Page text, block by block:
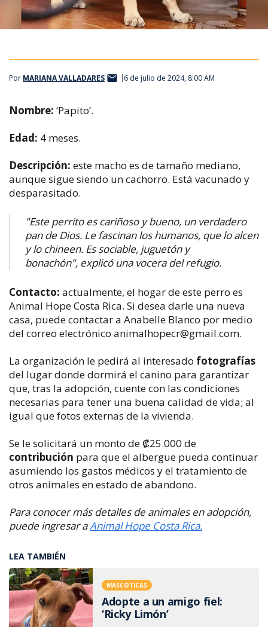
Por MARIANA VALLADARES 6 de julio de 2024, 8:00 AM
Nombre: ‘Papito’.
Edad: 4 meses.
Descripción: este macho es de tamaño mediano,
aunque sigue siendo un cachorro. Está vacunado y
desparasitado.
"Este perrito es cariñoso y bueno, un verdadero
pan de Dios. Le fascinan los humanos, que lo alcen
y lo chineen. Es sociable, juguetón y
bonachón", explicó una vocera del refugio.
Contacto: actualmente, el hogar de este perro es
Animal Hope Costa Rica. Si desea darle una nueva
casa, puede contactar a Anabelle Blanco por medio
del correo electrónico animalhopecr@gmail.com.
La organización le pedirá al interesado fotografías
del lugar donde dormirá el canino para garantizar
que, tras la adopción, cuente con las condiciones
necesarias para tener una buena calidad de vida; al
igual que fotos externas de la vivienda.
Se le solicitará un monto de ₡25.000 de
contribución para que el albergue pueda continuar
asumiendo los gastos médicos y el tratamiento de
otros animales en estado de abandono.
Para conocer más detalles de animales en adopción,
puede ingresar aAnimal Hope Costa Rica.
LEA TAMBIÉN
MASCOTICAS
Adopte a un amigo fiel:
‘Ricky Limón’